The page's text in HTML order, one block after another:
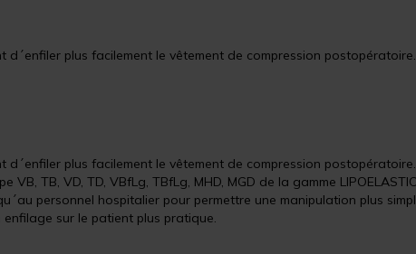
d´enfiler plus facilement le vêtement de compression postopératoire.
d´enfiler plus facilement le vêtement de compression
TB, VD, TD, VBfLg, TBfLg, MHD, MGD de la gamme
personnel hospitalier pour permettre une manipulation plus
sur le patient plus pratique.